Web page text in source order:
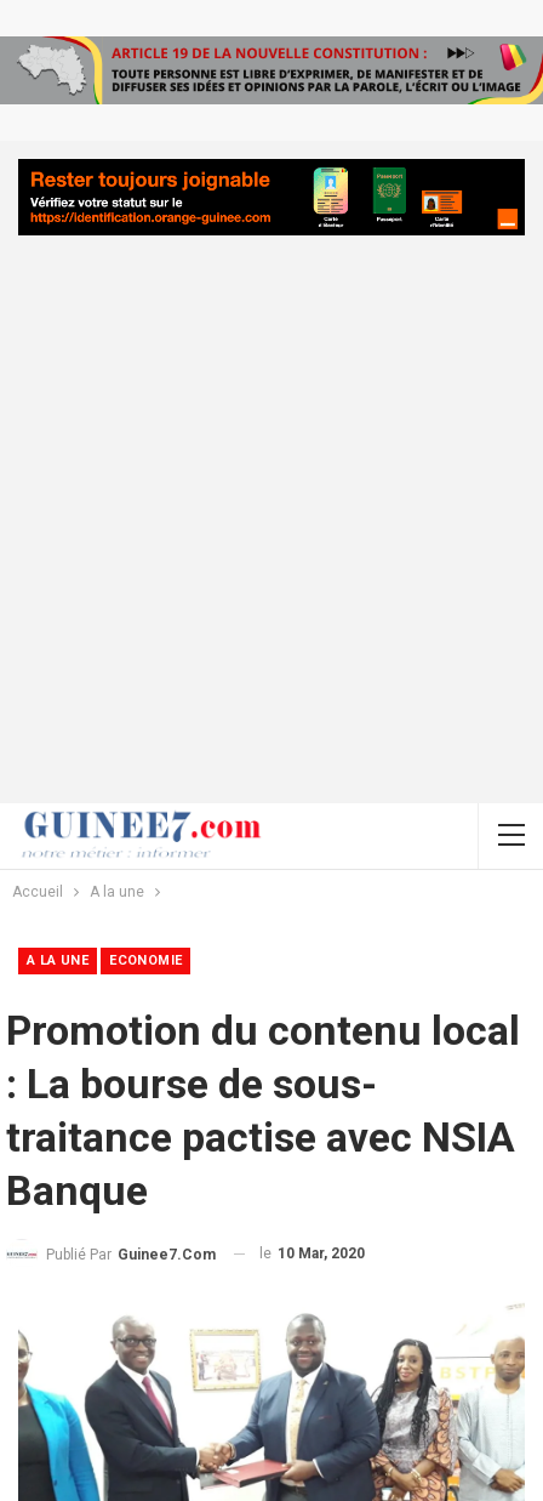
Accueil A la une
A LA UNE ECONOMIE
Promotion du contenu local
: La bourse de sous-
traitance pactise avec NSIA
Banque
Publié Par Guinee7.com le 10 Mar, 2020